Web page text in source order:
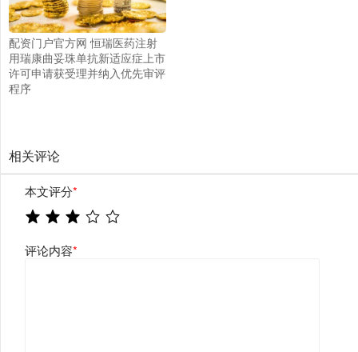
配资门户官方网 恒瑞医药注射
用瑞康曲妥珠单抗新适应症上市
许可申请获受理并纳入优先审评
程序
相关评论
本文评分*
评论内容*